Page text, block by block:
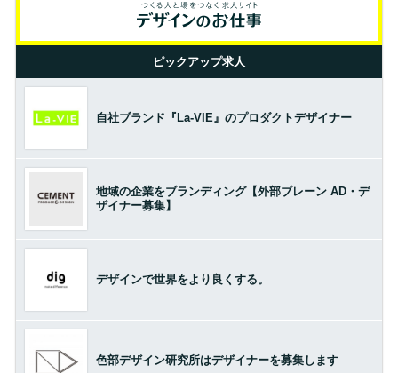
ピックアップ求人
自社ブランド『La-VIE』のプロダクトデザイナー
地域の企業をブランディング【外部ブレーン AD・デ
ザイナー募集】
デザインで世界をより良くする。
色部デザイン研究所はデザイナーを募集します